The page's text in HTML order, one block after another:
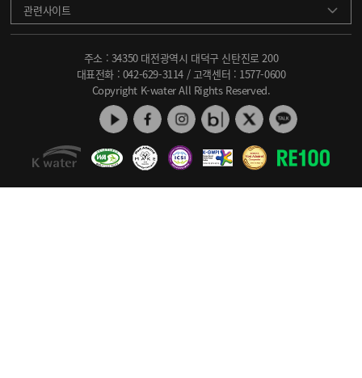
관련사이트
주소 : 34350 대전광역시 대덕구 신탄진로 200
대표전화 : 042-629-3114 / 고객센터 : 1577-0600
Copyright K-water All Rights Reserved.